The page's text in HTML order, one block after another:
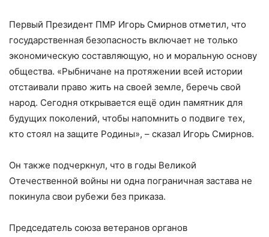
Первый Президент ПМР Игорь Смирнов отметил, что
государственная безопасность включает не только
экономическую составляющую, но и моральную основу
общества. «Рыбничане на протяжении всей истории
отстаивали право жить на своей земле, беречь свой
народ. Сегодня открывается ещё один памятник для
будущих поколений, чтобы напомнить о подвиге тех,
кто стоял на защите Родины», – сказал Игорь Смирнов.
Он также подчеркнул, что в годы Великой
Отечественной войны ни одна пограничная застава не
покинула свои рубежи без приказа.
Председатель союза ветеранов органов